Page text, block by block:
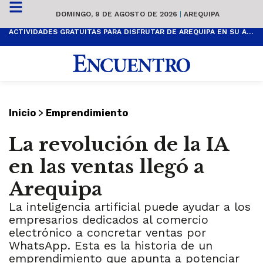
DOMINGO, 9 DE AGOSTO DE 2026 | AREQUIPA
ACTIVIDADES GRATUITAS PARA DISFRUTAR DE AREQUIPA EN SU ANIVERSARIO
Inicio > Emprendimiento
La revolución de la IA
en las ventas llegó a
Arequipa
La inteligencia artificial puede ayudar a los
empresarios dedicados al comercio
electrónico a concretar ventas por
WhatsApp. Esta es la historia de un
emprendimiento que apunta a potenciar